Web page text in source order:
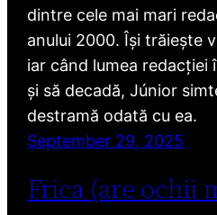
dintre cele mai mari
anului 2000. Își trăiește
iar când lumea redacției
și să decadă, Júnior
destramă odată cu ea.
September 29, 2025
Frica (are ochii